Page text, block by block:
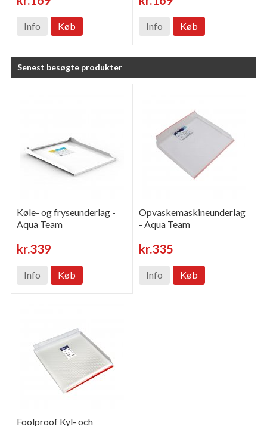
Info Køb Info Køb
Senest besøgte produkter
Køle- og fryseunderlag -
Aqua Team
kr.339
Info Køb
Opvaskemaskineunderlag
- Aqua Team
kr.335
Info Køb
Foolproof Kyl- och